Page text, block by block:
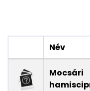
Név
Mocsári